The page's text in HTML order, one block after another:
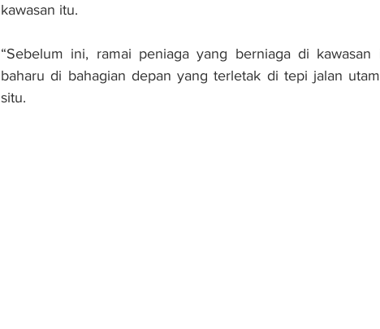
kawasan itu.
“Sebelum ini, ramai peniaga yang berniaga di
baharu di bahagian depan yang terletak di tepi jalan
situ.